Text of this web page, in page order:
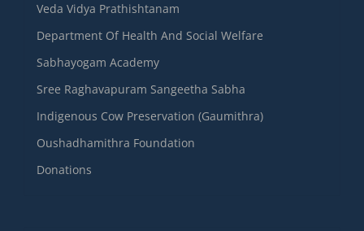
Veda Vidya Prathishtanam
Department Of Health And Social Welfare
Sabhayogam Academy
Sree Raghavapuram Sangeetha Sabha
Indigenous Cow Preservation (Gaumithra)
Oushadhamithra Foundation
Donations